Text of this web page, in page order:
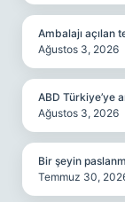
Ambalajı açılan
Ağustos 3, 2026
ABD Türkiye’ye
Ağustos 3, 2026
Bir şeyin
Temmuz 30,